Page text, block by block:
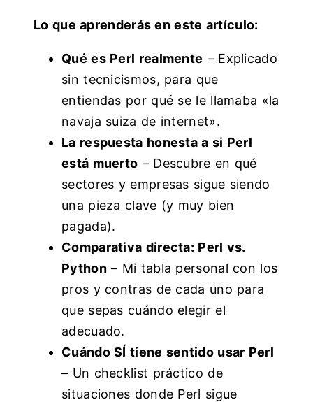
Lo que aprenderás en este artículo:
Qué es Perl realmente – Explicado
sin tecnicismos, para que
entiendas por qué se le llamaba «la
navaja suiza de internet».
La respuesta honesta a si Perl
está muerto – Descubre en qué
sectores y empresas sigue siendo
una pieza clave (y muy bien
pagada).
Comparativa directa: Perl vs.
Python– Mi tabla personal con los
pros y contras de cada uno para
que sepas cuándo elegir el
adecuado.
Cuándo SÍ tiene sentido usar Perl
– Un checklist práctico de
situaciones donde Perl sigue